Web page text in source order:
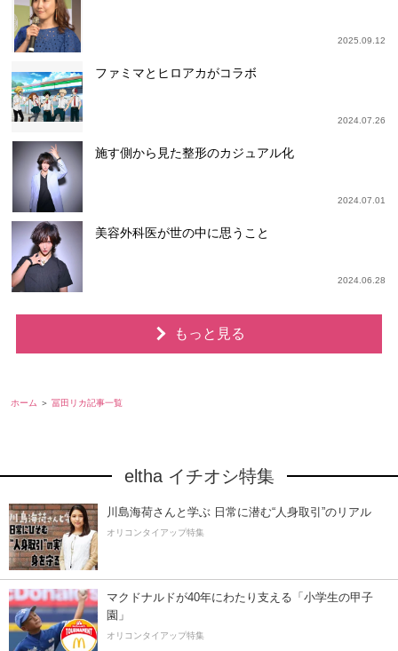
2025.09.12
ファミマとヒロアカがコラボ
2024.07.26
施す側から見た整形のカジュアル化
2024.07.01
美容外科医が世の中に思うこと
2024.06.28
もっと見る
ホーム 冨田リカ記事一覧
eltha イチオシ特集
川島海荷さんと学ぶ 日常に潜む“人身取引”のリアル
オリコンタイアップ特集
マクドナルドが40年にわたり支える「小学生の甲子
園」
オリコンタイアップ特集